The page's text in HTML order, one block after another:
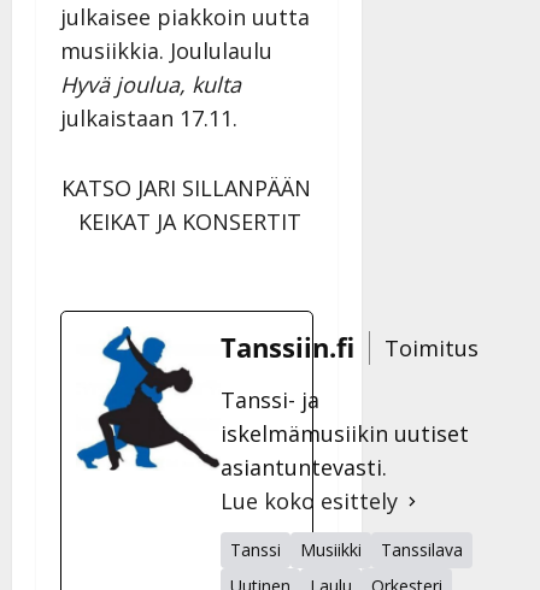
julkaisee piakkoin uutta
musiikkia. Joululaulu
Hyvä joulua, kulta
julkaistaan 17.11.
KATSO JARI SILLANPÄÄN
KEIKAT JA KONSERTIT
Tanssiin.fi
Toimitus
Tanssi- ja
iskelmämusiikin uutiset
asiantuntevasti.
Lue koko esittely
Tanssi Musiikki
Tanssilava